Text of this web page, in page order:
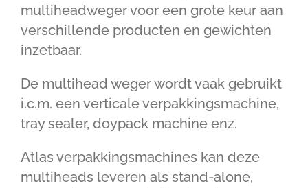
multiheadweger voor een grote keur aan
verschillende producten en gewichten
inzetbaar.
De multihead weger wordt vaak gebruikt
i.c.m. een verticale verpakkingsmachine,
tray sealer, doypack machine enz.
Atlas verpakkingsmachines kan deze
multiheads leveren als stand-alone,